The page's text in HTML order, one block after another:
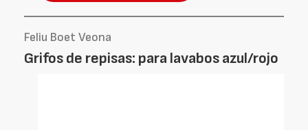
Feliu Boet Veona
Grifos de repisas: para lavabos azul/rojo